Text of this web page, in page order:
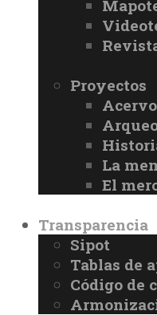
Proyectos
La
El
Transparencia
Sipot
Tablas de
Código de